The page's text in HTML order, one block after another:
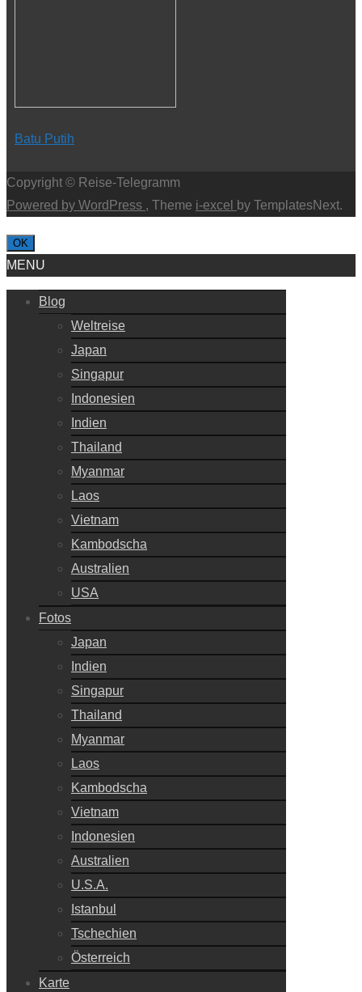
Batu Putih
Copyright © Reise-Telegramm
Powered by WordPress , Theme i-excel by TemplatesNext.
OK
MENU
Blog
Weltreise
Japan
Singapur
Indonesien
Indien
Thailand
Myanmar
Laos
Vietnam
Kambodscha
Australien
USA
Fotos
Japan
Indien
Singapur
Thailand
Myanmar
Laos
Kambodscha
Vietnam
Indonesien
Australien
U.S.A.
Istanbul
Tschechien
Österreich
Karte